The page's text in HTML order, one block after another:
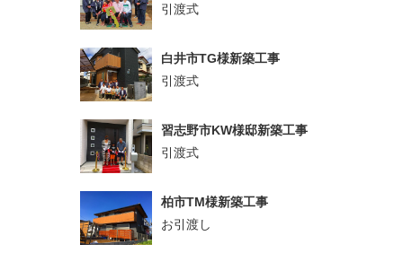
引渡式
白井市TG様新築工事
引渡式
習志野市KW様邸新築工事
引渡式
柏市TM様新築工事
お引渡し